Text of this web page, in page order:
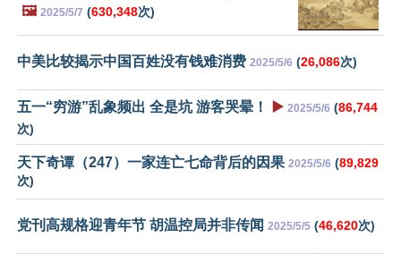
🖼️ 2025/5/7 (630,348次)
中美比较揭示中国百姓没有钱难消费 2025/5/6 (26,086次)
五一“穷游”乱象频出 全是坑 游客哭晕！ ▶️ 2025/5/6 (86,744
次)
天下奇谭（247）一家连亡七命背后的因果 2025/5/6 (89,829
次)
党刊高规格迎青年节 胡温控局并非传闻 2025/5/5 (46,620次)